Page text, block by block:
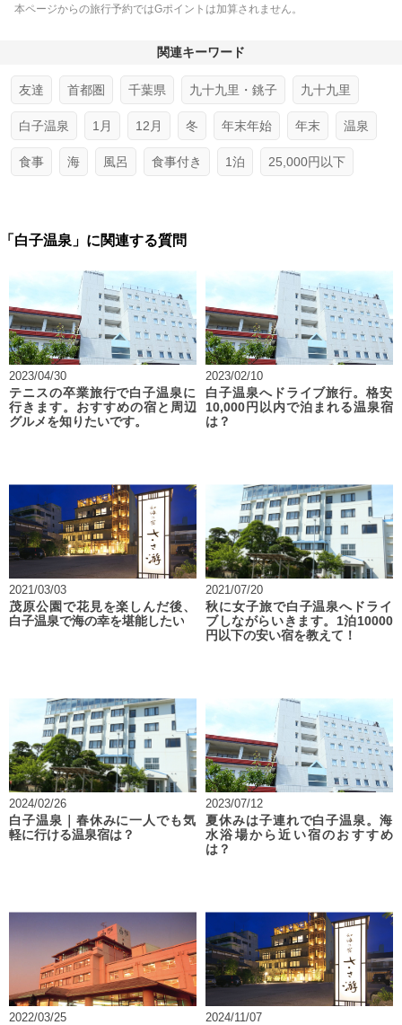
本ページからの旅行予約ではGポイントは加算されません。
関連キーワード
友達 首都圏 千葉県 九十九里・銚子 九十九里
白子温泉 1月 12月 冬 年末年始 年末 温泉
食事 海 風呂 食事付き 1泊 25,000円以下
「白子温泉」に関連する質問
2023/04/30
テニスの卒業旅行で白子温泉に
行きます。おすすめの宿と周辺
グルメを知りたいです。
2023/02/10
白子温泉へドライブ旅行。格安
10,000円以内で泊まれる温泉宿
は？
2021/03/03
茂原公園で花見を楽しんだ後、
白子温泉で海の幸を堪能したい
2021/07/20
秋に女子旅で白子温泉へドライ
ブしながらいきます。1泊10000
円以下の安い宿を教えて！
2024/02/26
白子温泉｜春休みに一人でも気
軽に行ける温泉宿は？
2023/07/12
夏休みは子連れで白子温泉。海
水浴場から近い宿のおすすめ
は？
2022/03/25
2024/11/07